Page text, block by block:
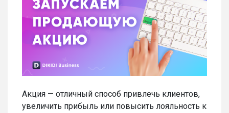
Акция — отличный способ привлечь клиентов,
увеличить прибыль или повысить лояльность к